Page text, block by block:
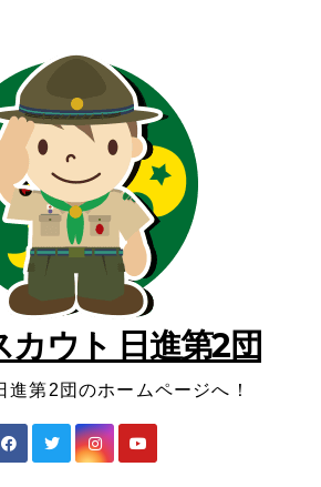
カウト 日進第2団
進第2団のホームページへ！